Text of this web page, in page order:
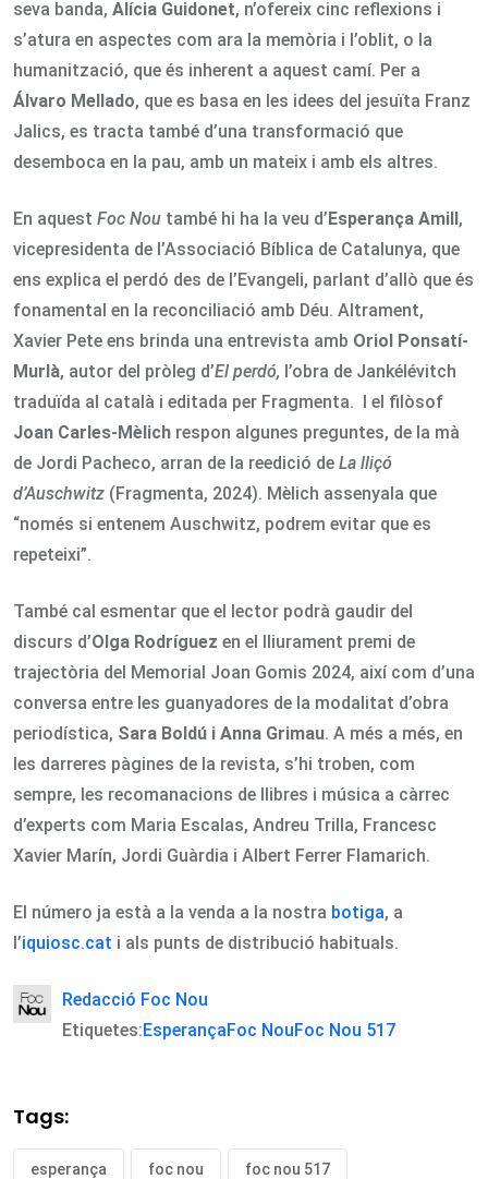
seva banda, Alícia Guidonet, n’ofereix cinc reflexions i
s’atura en aspectes com ara la memòria i l’oblit, o la
humanització, que és inherent a aquest camí. Per a
Álvaro Mellado, que es basa en les idees del jesuïta Franz
Jalics, es tracta també d’una transformació que
desemboca en la pau, amb un mateix i amb els altres.
En aquest Foc Nou també hi ha la veu d’Esperança Amill,
vicepresidenta de l’Associació Bíblica de Catalunya, que
ens explica el perdó des de l’Evangeli, parlant d’allò que és
fonamental en la reconciliació amb Déu. Altrament,
Xavier Pete ens brinda una entrevista amb Oriol Ponsatí-
Murlà, autor del pròleg d’El perdó, l’obra de Jankélévitch
traduïda al català i editada per Fragmenta. I el filòsof
Joan Carles-Mèlich respon algunes preguntes, de la mà
de Jordi Pacheco, arran de la reedició de La lliçó
d’Auschwitz (Fragmenta, 2024). Mèlich assenyala que
“només si entenem Auschwitz, podrem evitar que es
repeteixi”.
També cal esmentar que el lector podrà gaudir del
discurs d’Olga Rodríguez en el lliurament premi de
trajectòria del Memorial Joan Gomis 2024, així com d’una
conversa entre les guanyadores de la modalitat d’obra
periodística, Sara Boldú i Anna Grimau. A més a més, en
les darreres pàgines de la revista, s’hi troben, com
sempre, les recomanacions de llibres i música a càrrec
d’experts com Maria Escalas, Andreu Trilla, Francesc
Xavier Marín, Jordi Guàrdia i Albert Ferrer Flamarich.
El número ja està a la venda a la nostra botiga, a
l’iquiosc.cat i als punts de distribució habituals.
Redacció Foc Nou
Etiquetes:EsperançaFoc NouFoc Nou 517
Tags:
esperança foc nou foc nou 517